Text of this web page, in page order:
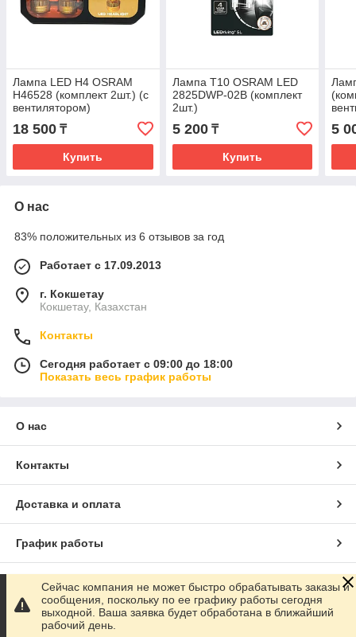
Лампа LED H4 OSRAM
H46528 (комплект 2шт.) (с
вентилятором)
18 500 ₸
Купить
Лампа T10 OSRAM LED
2825DWP-02B (комплект
2шт.)
5 200₸
Купить
5
О нас
83% положительных из 6 отзывов за год
Работает с 17.09.2013
г. Кокшетау
Кокшетау, Казахстан
Контакты
Сегодня работает с 09:00 до 18:00
Показать весь график работы
О нас
Контакты
Доставка и оплата
График работы
Полная версия сайта
Сайт создан на маркетплейсе Satu.kz
Сейчас компания не может быстро обрабатывать заказы и
сообщения, поскольку по ее графику работы сегодня
выходной. Ваша заявка будет обработана в ближайший
рабочий день.